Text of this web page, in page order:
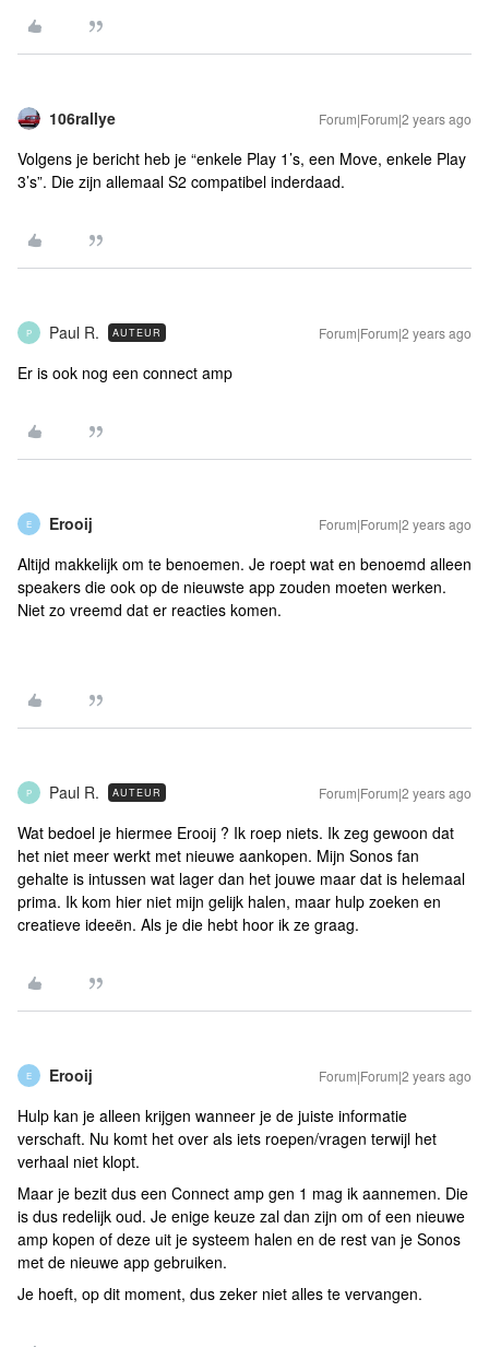
106rallye Forum|Forum|2 years ago
Volgens je bericht heb je “enkele Play 1’s, een Move, enkele Play
3’s”. Die zijn allemaal S2 compatibel inderdaad.
P Paul R. AUTEUR Forum|Forum|2 years ago
Er is ook nog een connect amp
E Erooij Forum|Forum|2 years ago
Altijd makkelijk om te benoemen. Je roept wat en benoemd alleen
speakers die ook op de nieuwste app zouden moeten werken.
Niet zo vreemd dat er reacties komen.
P Paul R. AUTEUR Forum|Forum|2 years ago
Wat bedoel je hiermee Erooij ? Ik roep niets. Ik zeg gewoon dat
het niet meer werkt met nieuwe aankopen. Mijn Sonos fan
gehalte is intussen wat lager dan het jouwe maar dat is helemaal
prima. Ik kom hier niet mijn gelijk halen, maar hulp zoeken en
creatieve ideeën. Als je die hebt hoor ik ze graag.
E Erooij Forum|Forum|2 years ago
Hulp kan je alleen krijgen wanneer je de juiste informatie
verschaft. Nu komt het over als iets roepen/vragen terwijl het
verhaal niet klopt.
Maar je bezit dus een Connect amp gen 1 mag ik aannemen. Die
is dus redelijk oud. Je enige keuze zal dan zijn om of een nieuwe
amp kopen of deze uit je systeem halen en de rest van je Sonos
met de nieuwe app gebruiken.
Je hoeft, op dit moment, dus zeker niet alles te vervangen.